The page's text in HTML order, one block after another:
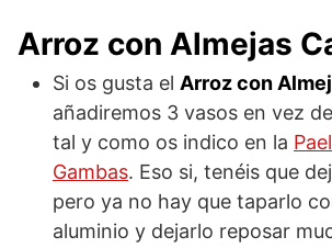
Arroz con Almejas
Si os gusta el Arroz con
añadiremos 3 vasos en vez
tal y como os indico en la
Gambas. Eso si, tenéis que
pero ya no hay que taparlo
aluminio y dejarlo reposar